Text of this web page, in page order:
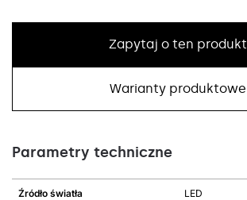
Zapytaj o ten produkt
Warianty produktowe
Parametry techniczne
Źródło światła LED